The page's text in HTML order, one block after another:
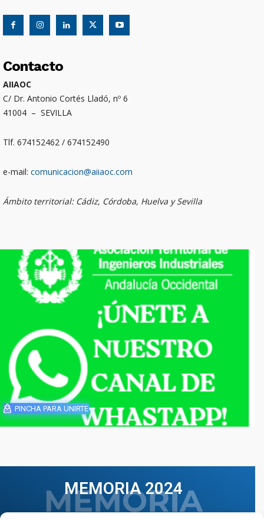
Contacto
AIIAOC
C/ Dr. Antonio Cortés Lladó, nº 6
41004 – SEVILLA
Tlf. 674152462 / 674152490
e-mail: comunicacion@aiiaoc.com
Ámbito territorial: Cádiz, Córdoba, Huelva y Sevilla
PINCHA PARA UNIRTE
MEMORIA 2024